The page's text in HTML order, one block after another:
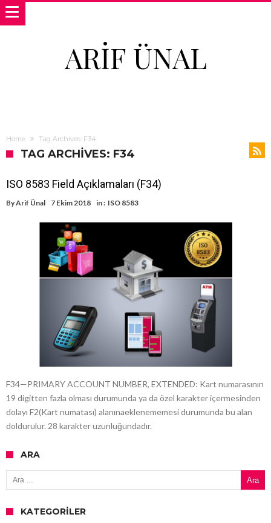
ARIF ÜNAL
Home Tag Archives: F34
TAG ARCHIVES: F34
ISO 8583 Field Açıklamaları (F34)
ByArif Ünal 7 Ekim 2018 in : ISO 8583
F34—PRIMARY ACCOUNT NUMBER, EXTENDED: Kart numarasının
19 digitten fazla olması durumunda ya da özel karakter içermesinden
dolayı F2(Kart numatası) alanınaeklenememesi durumunda bu alan
doldurulur. 28 karakter uzunluğundadır.
ARA
Arama:
KATEGORILER